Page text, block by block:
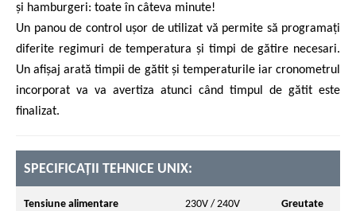
și hamburgeri: toate în câteva minute!
Un panou de control ușor de utilizat vă permite să programați
diferite regimuri de temperatura și timpi de gătire necesari.
Un afișaj arată timpii de gătit și temperaturile iar cronometrul
incorporat va va avertiza atunci când timpul de gătit este
finalizat.
SPECIFICAȚII TEHNICE UNIX:
Tensiune alimentare 230V / 240V Greutate